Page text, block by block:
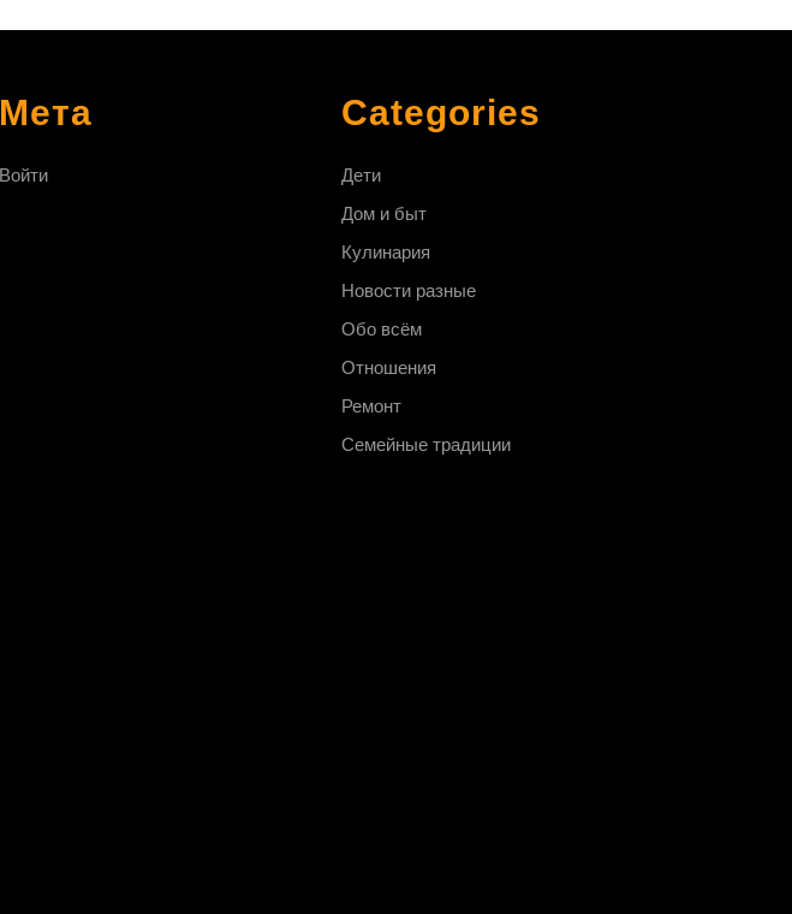
Мета
Войти
Categories
Дети
Дом и быт
Кулинария
Новости разные
Обо всём
Отношения
Ремонт
Семейные традиции